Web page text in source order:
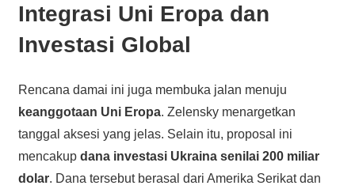
Integrasi Uni Eropa dan
Investasi Global
Rencana damai ini juga membuka jalan menuju
keanggotaan Uni Eropa. Zelensky menargetkan
tanggal aksesi yang jelas. Selain itu, proposal ini
mencakup dana investasi Ukraina senilai 200 miliar
dolar. Dana tersebut berasal dari Amerika Serikat dan